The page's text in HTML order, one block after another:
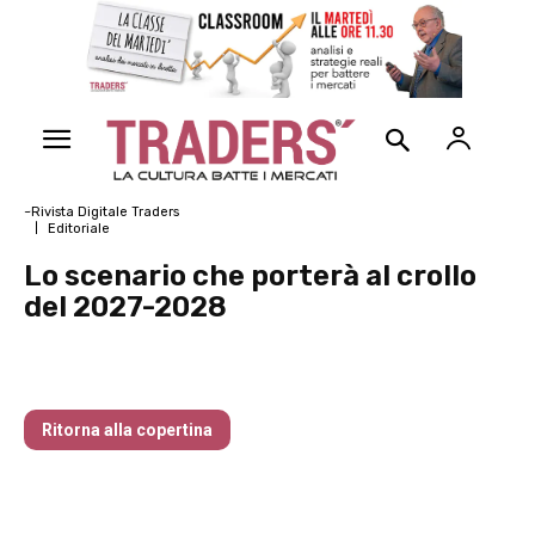
~Rivista Digitale Traders
Editoriale
Lo scenario che porterà al crollo
del 2027-2028
Ritorna alla copertina